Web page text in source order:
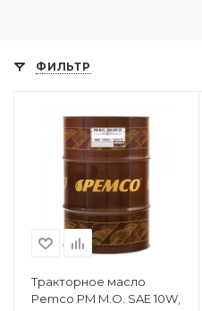
ФИЛЬТР
Тракторное масло
Pemco PM M.O. SAE 10W,